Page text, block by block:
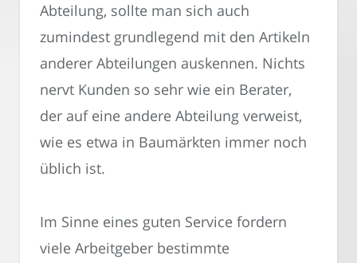
Abteilung, sollte man sich auch
zumindest grundlegend mit den Artikeln
anderer Abteilungen auskennen. Nichts
nervt Kunden so sehr wie ein Berater,
der auf eine andere Abteilung verweist,
wie es etwa in Baumärkten immer noch
üblich ist.
Im Sinne eines guten Service fordern
viele Arbeitgeber bestimmte